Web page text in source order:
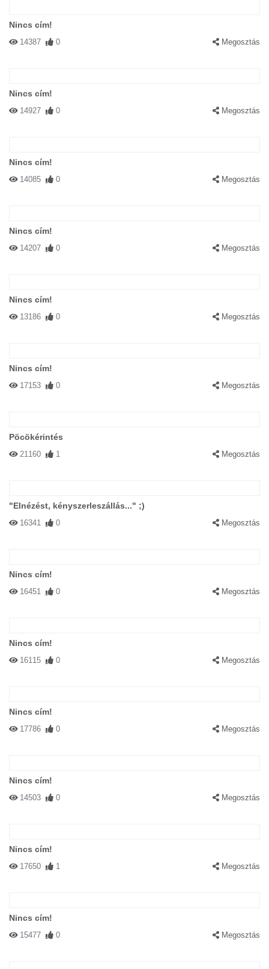
Nincs cím!
14387 0 Megosztás
Nincs cím!
14927 0 Megosztás
Nincs cím!
14085 0 Megosztás
Nincs cím!
14207 0 Megosztás
Nincs cím!
13186 0 Megosztás
Nincs cím!
17153 0 Megosztás
Pöcökérintés
21160 1 Megosztás
"Elnézést, kényszerleszállás..." ;)
16341 0 Megosztás
Nincs cím!
16451 0 Megosztás
Nincs cím!
16115 0 Megosztás
Nincs cím!
17786 0 Megosztás
Nincs cím!
14503 0 Megosztás
Nincs cím!
17650 1 Megosztás
Nincs cím!
15477 0 Megosztás